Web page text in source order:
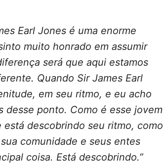
Earl Jones é uma enorme
muito honrado em assumir
será que aqui estamos
Quando Sir James Earl
em seu ritmo, e eu acho
desse ponto. Como é esse jovem
descobrindo seu ritmo, como
comunidade e seus entes
coisa. Está descobrindo.”